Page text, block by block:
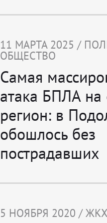
11 МАРТА 2025 /
ОБЩЕСТВО
Самая
атака БПЛА на
регион: в
обошлось без
пострадавших
5 НОЯБРЯ 2020 /